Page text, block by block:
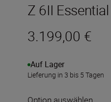
Z 6II
3.199,00 €
Auf Lager
Lieferung in 3 bis 5 Tagen